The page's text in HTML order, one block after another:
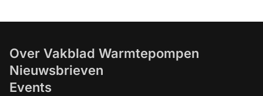
Over Vakblad Warmtepompen
Nieuwsbrieven
Events